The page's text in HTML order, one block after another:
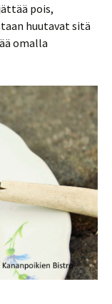
pois,
huutavat sitä
omalla